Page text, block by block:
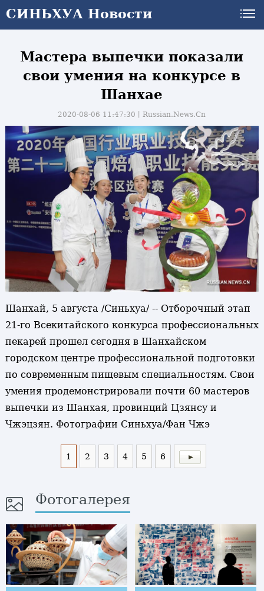
СИНЬХУА Новости
Мастера выпечки показали
свои умения на конкурсе в
Шанхае
2020-08-06 11:47:30丨Russian.News.Cn
Шанхай, 5 августа /Синьхуа/ -- Отборочный этап
21-го Всекитайского конкурса профессиональных
пекарей прошел сегодня в Шанхайском
городском центре профессиональной подготовки
по современным пищевым специальностям. Свои
умения продемонстрировали почти 60 мастеров
выпечки из Шанхая, провинций Цзянсу и
Чжэцзян. Фотографии Синьхуа/Фан Чжэ
1 2 3 4 5 6
Фотогалерея